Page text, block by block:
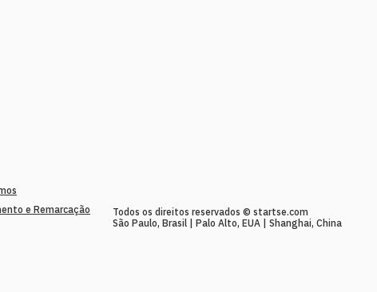
e Remarcação
Todos os direitos reservados © startse.com
São Paulo, Brasil | Palo Alto, EUA | Shanghai, China